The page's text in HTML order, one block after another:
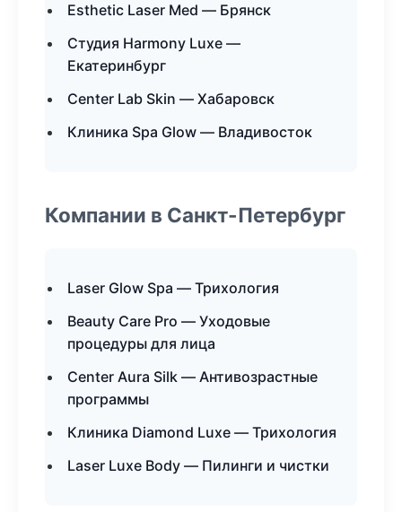
Esthetic Laser Med — Брянск
Студия Harmony Luxe —
Екатеринбург
Center Lab Skin — Хабаровск
Клиника Spa Glow — Владивосток
Компании в Санкт-Петербург
Laser Glow Spa — Трихология
Beauty Care Pro — Уходовые
процедуры для лица
Center Aura Silk — Антивозрастные
программы
Клиника Diamond Luxe — Трихология
Laser Luxe Body — Пилинги и чистки